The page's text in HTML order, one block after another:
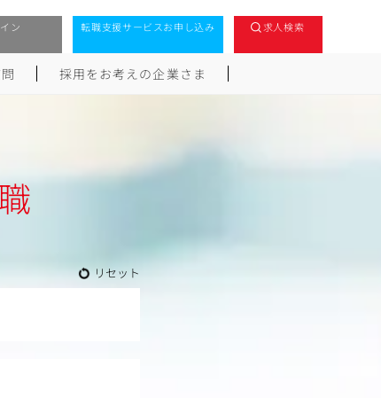
ン 転職支援サービスお申し込み 求人検索
採用をお考えの企業さま
リセット